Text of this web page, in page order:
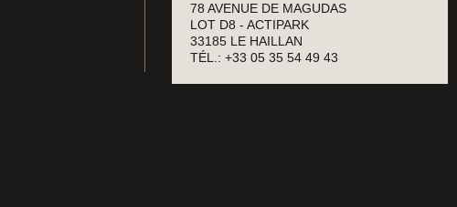
78 AVENUE DE MAGUDAS
LOT D8 - ACTIPARK
33185 LE HAILLAN
TÉL.: +33 05 35 54 49 43